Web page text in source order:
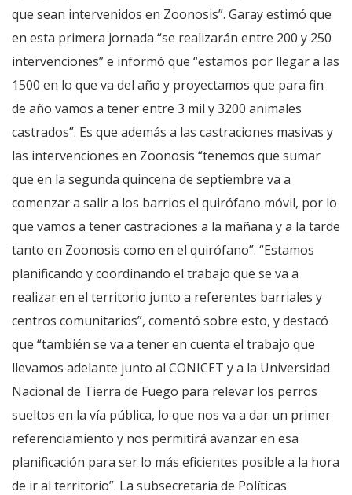
que sean intervenidos en Zoonosis”. Garay estimó que
en esta primera jornada “se realizarán entre 200 y 250
intervenciones” e informó que “estamos por llegar a las
1500 en lo que va del año y proyectamos que para fin
de año vamos a tener entre 3 mil y 3200 animales
castrados”. Es que además a las castraciones masivas y
las intervenciones en Zoonosis “tenemos que sumar
que en la segunda quincena de septiembre va a
comenzar a salir a los barrios el quirófano móvil, por lo
que vamos a tener castraciones a la mañana y a la tarde
tanto en Zoonosis como en el quirófano”. “Estamos
planificando y coordinando el trabajo que se va a
realizar en el territorio junto a referentes barriales y
centros comunitarios”, comentó sobre esto, y destacó
que “también se va a tener en cuenta el trabajo que
llevamos adelante junto al CONICET y a la Universidad
Nacional de Tierra de Fuego para relevar los perros
sueltos en la vía pública, lo que nos va a dar un primer
referenciamiento y nos permitirá avanzar en esa
planificación para ser lo más eficientes posible a la hora
de ir al territorio”. La subsecretaria de Políticas